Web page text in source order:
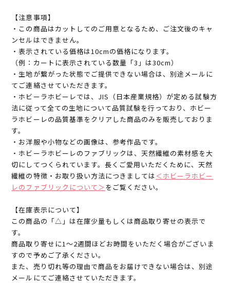
【注意事項】
・この商品はカットしてのご用意となるため、ご注文後のキャ
ンセルはできません。
・表示されている価格は10cmの価格になります。
（例：カートに表示されている数量「3」は30cm）
・生地が繋がった状態でご提供できない場合は、別途メールに
てご連絡させていただきます。
・ホビーラホビーレでは、JIS（日本産業規格）が定める試験方
法に従って全ての生地について品質試験を行っており、ホビー
ラホビーレの品質基準をクリアした商品のみを販売しておりま
す。
・お洋服や小物などの画像は、参考作品です。
・ホビーラホビーレのファブリックは、天然繊維の素材感を大
切にしてつくられています。長くご愛用いただくために、天然
繊維の特徴・お取り扱い方法につきましては＜ホビーラホビー
レのファブリックについて＞ をご覧ください。
【在庫表示について】
この商品の「△」は在庫少量もしくは商品取り寄せの表示で
す。
商品取り寄せに1～2週間ほどお時間をいただく場合がございま
すので予めご了承ください。
また、売り切れ等の理由で商品をお届けできない場合は、別途
メールにてご連絡させていただきます。